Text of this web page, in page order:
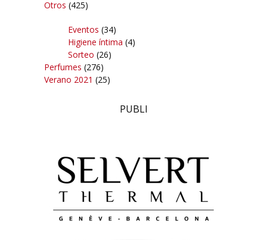
Otros (425)
Eventos (34)
Higiene íntima (4)
Sorteo (26)
Perfumes (276)
Verano 2021 (25)
PUBLI